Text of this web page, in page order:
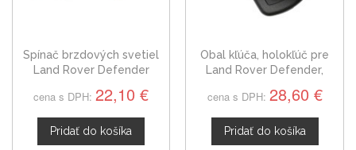
Spínač brzdových svetiel
Land Rover Defender
cena s DPH: 22,10 €
Pridať do košíka
Obal kľúča, holokľúč pre
Land Rover Defender,
cena s DPH: 28,60 €
Pridať do košíka